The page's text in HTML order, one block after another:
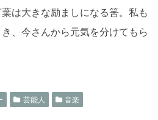
は大きな励ましになる筈。私も
、今さんから元気を分けてもら
芸能人 音楽